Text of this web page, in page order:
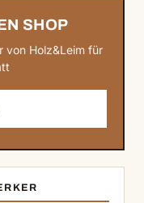
SHOP
von Holz&Leim für